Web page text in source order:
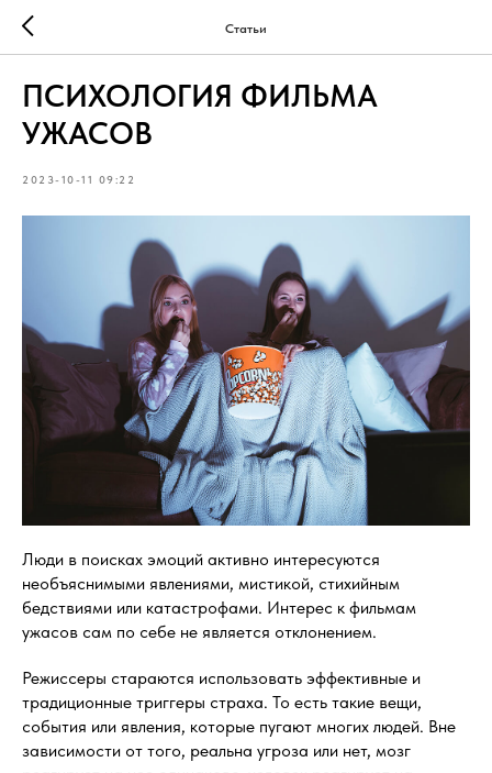
Статьи
ПСИХОЛОГИЯ ФИЛЬМА
УЖАСОВ
2023-10-11 09:22
Люди в поисках эмоций активно интересуются
необъяснимыми явлениями, мистикой, стихийным
бедствиями или катастрофами. Интерес к фильмам
ужасов сам по себе не является отклонением.
Режиссеры стараются использовать эффективные и
традиционные триггеры страха. То есть такие вещи,
события или явления, которые пугают многих людей. Вне
зависимости от того, реальна угроза или нет, мозг